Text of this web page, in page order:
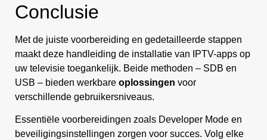
Conclusie
Met de juiste voorbereiding en gedetailleerde stappen
maakt deze handleiding de installatie van IPTV-apps op
uw televisie toegankelijk. Beide methoden – SDB en
USB – bieden werkbare oplossingen voor
verschillende gebruikersniveaus.
Essentiële voorbereidingen zoals Developer Mode en
beveiligingsinstellingen zorgen voor succes. Volg elke